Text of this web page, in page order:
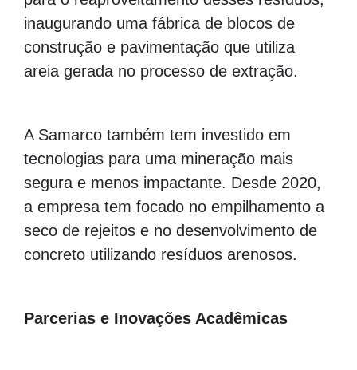
inaugurando uma fábrica de blocos de
construção e pavimentação que utiliza
areia gerada no processo de extração.
A Samarco também tem investido em
tecnologias para uma mineração mais
segura e menos impactante. Desde 2020,
a empresa tem focado no empilhamento a
seco de rejeitos e no desenvolvimento de
concreto utilizando resíduos arenosos.
Parcerias e Inovações Acadêmicas